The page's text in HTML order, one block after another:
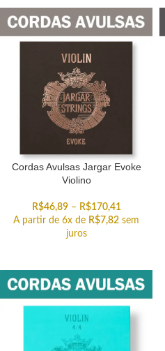
Cordas Avulsas Jargar Evoke
Violino
R$46,89 – R$170,41
A partir de 6x de R$7,82 sem
juros